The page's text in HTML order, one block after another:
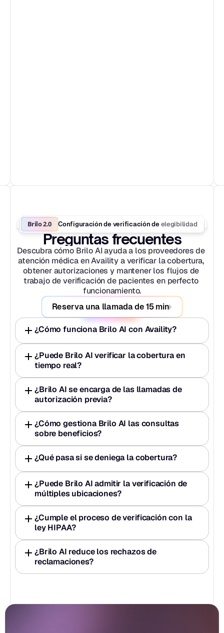
Brilo 2.0 Configuración de verificación de elegibilidad
Preguntas frecuentes
Descubra cómo Brilo AI ayuda a los proveedores de
atención médica en Availity a verificar la cobertura,
obtener autorizaciones y mantener los flujos de
trabajo de verificación de pacientes en perfecto
funcionamiento.
Reserva una llamada de 15 min
¿Cómo funciona Brilo AI con Availity?
¿Puede Brilo AI verificar la cobertura en
tiempo real?
¿Brilo AI se encarga de las llamadas de
autorización previa?
¿Cómo gestiona Brilo AI las consultas
sobre beneficios?
¿Qué pasa si se deniega la cobertura?
¿Puede Brilo AI admitir la verificación de
múltiples ubicaciones?
¿Cumple el proceso de verificación con la
ley HIPAA?
¿Brilo AI reduce los rechazos de
reclamaciones?